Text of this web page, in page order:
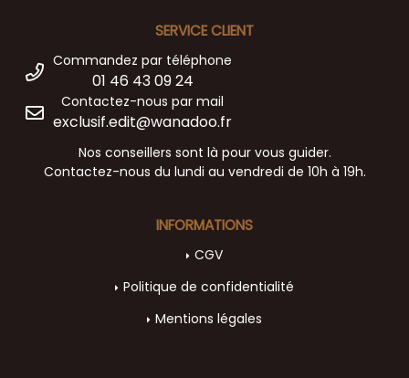
SERVICE CLIENT
Commandez par téléphone
01 46 43 09 24
Contactez-nous par mail
exclusif.edit@wanadoo.fr
Nos conseillers sont là pour vous guider.
Contactez-nous du lundi au vendredi de 10h à 19h.
INFORMATIONS
CGV
Politique de confidentialité
Mentions légales